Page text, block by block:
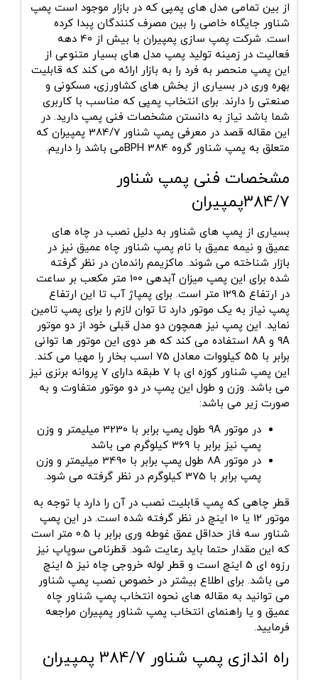
از بین تمامی مدل های پمپی که در بازار موجود است پمپ
شناور جایگاه خاصی را بین مصرف کنندگان پبدا کرده
است. شرکت پمپ سازی پمپیران با بیش از 40 دهه
فعالیت در زمینه تولید پمپ مدل های بسیار متنوعی از
این پمپ منحصر به فرد را به بازار ارائه می کند که قابلیت
بهره وری در بسیاری از بخش های کشاورزی، مسکونی و
صنعتی را دارند. برای انتخاب پمپی که مناسب با کاربری
شما باشد نیاز به دانستن مشخصات فنی پمپ دارید. در
این مقاله قصد در معرفی پمپ شناور 384/7 پمپیران که
متعلق به پمپ شناور گروه BPH 384می باشد را داریم.
مشخصات فنی پمپ شناور
384/7پمپیران
بسیاری از پمپ های شناور به دلیل نصب در چاه های
عمیق و نیمه عمیق با نام پمپ شناور چاه عمیق نیز در
بازار شناخته می شوند. ماکزیمم راندمان در نظر گرفته
شده برای این پمپ میزان آبدهی 100 متر مکعب بر ساعت
در ارتفاع 129.5 متر است. برای پمپاژ آب تا این ارتفاع
پمپ نیاز به یک موتور دارد تا توان لازم را برای پمپ تامین
نماید. این پمپ نیز همچون دو مدل قبلی خود از دو موتور
9A و 8A استفاده می کند که هر دوی این موتور ها توانی
برابر با 55 کیلووات معادل 75 اسب بخار را مهیا می کند.
این پمپ شناور کوزه ای با 7 طبقه دارای 7 پروانه برنزی نیز
می باشد. وزن و طول این پمپ در دو موتور متفاوت و به
صورت زیر می باشد:
در موتور 9A طول پمپ برابر با 3230 میلیمتر و وزن
پمپ نیز برابر با 369 کیلوگرم می باشد
در موتور 8A طول پمپ برابر با 3490 میلیمتر و وزن
پمپ برابر با 375 کیلوگرم در نظر گرفته می شود.
قطر چاهی که پمپ قابلیت نصب در آن را دارد با توجه به
موتور 12 یا 10 اینچ در نظر گرفته شده است. در این پمپ
شناور سه فاز حداقل عمق غوطه وری برابر با 0.5 متر است
که این مقدار حتما باید رعایت شود. قطرنامی سوپاپ نیز
رزوه ای 5 اینچ است و قطر لوله خروجی چاه نیز 5 اینچ
می باشد. برای اطلاع بیشتر در خصوص نصب پمپ شناور
می توانید به مقاله های نحوه انتخاب پمپ شناور چاه
عمیق و یا راهنمای انتخاب پمپ شناور پمپیران مراجعه
فرمایید.
راه اندازی پمپ شناور 384/7 پمپیران